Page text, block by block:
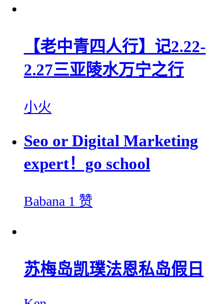
【老中青四人行】记2.22-
2.27三亚陵水万宁之行
小火
Seo or Digital Marketing
expert！go school
Babana 1 赞
苏梅岛凯璞法恩私岛假日